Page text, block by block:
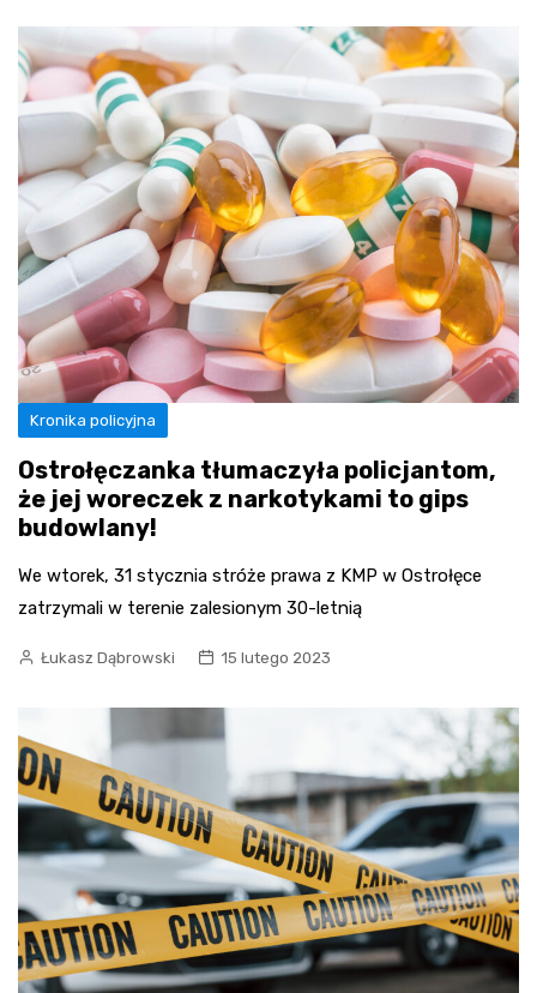
Kronika policyjna
Ostrołęczanka tłumaczyła policjantom,
że jej woreczek z narkotykami to gips
budowlany!
We wtorek, 31 stycznia stróże prawa z KMP w Ostrołęce
zatrzymali w terenie zalesionym 30-letnią
Łukasz Dąbrowski 15 lutego 2023